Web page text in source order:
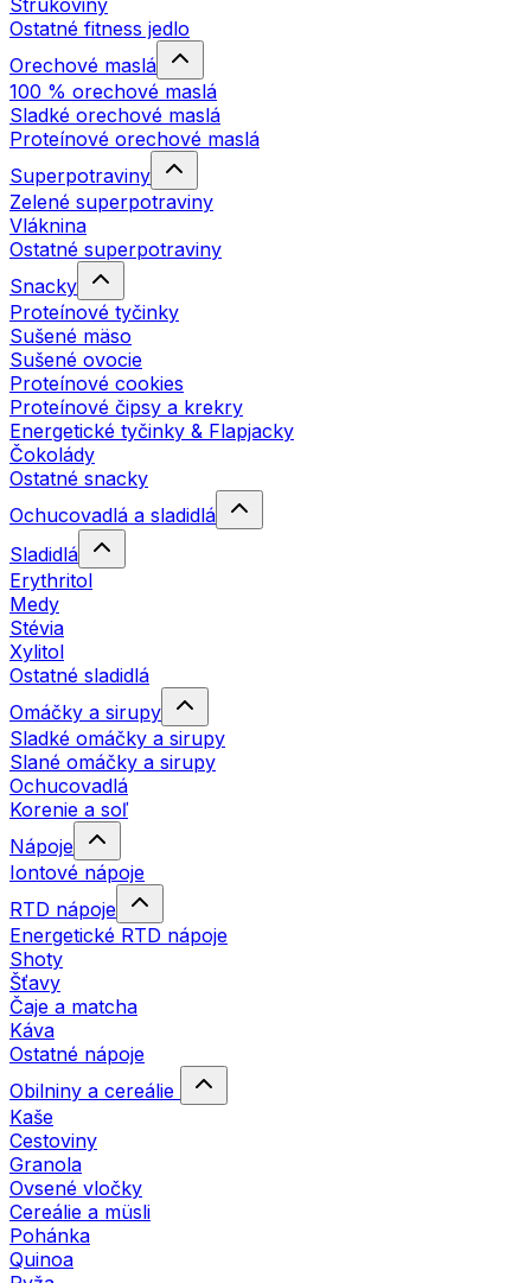
Strukoviny
Ostatné fitness jedlo
Orechové maslá
100 % orechové maslá
Sladké orechové maslá
Proteínové orechové maslá
Superpotraviny
Zelené superpotraviny
Vláknina
Ostatné superpotraviny
Snacky
Proteínové tyčinky
Sušené mäso
Sušené ovocie
Proteínové cookies
Proteínové čipsy a krekry
Energetické tyčinky & Flapjacky
Čokolády
Ostatné snacky
Ochucovadlá a sladidlá
Sladidlá
Erythritol
Medy
Stévia
Xylitol
Ostatné sladidlá
Omáčky a sirupy
Sladké omáčky a sirupy
Slané omáčky a sirupy
Ochucovadlá
Korenie a soľ
Nápoje
Iontové nápoje
RTD nápoje
Energetické RTD nápoje
Shoty
Šťavy
Čaje a matcha
Káva
Ostatné nápoje
Obilniny a cereálie
Kaše
Cestoviny
Granola
Ovsené vločky
Cereálie a müsli
Pohánka
Quinoa